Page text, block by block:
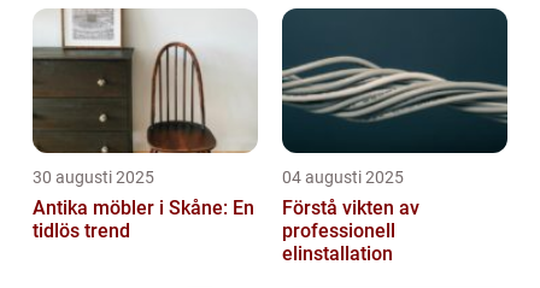
30 augusti 2025
Antika möbler i Skåne: En
tidlös trend
04 augusti 2025
Förstå vikten av
professionell
elinstallation